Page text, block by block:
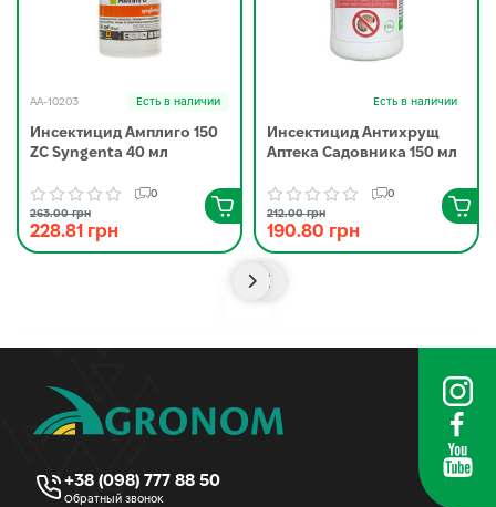
AA-10203 Есть в наличии
Инсектицид Амплиго 150
ZC Syngenta 40 мл
0
263.00 грн
228.81 грн
Есть в наличии
Инсектицид Антихрущ
Аптека Садовника 150 мл
0
212.00 грн
190.80 грн
+38 (098) 777 88 50
Обратный звонок